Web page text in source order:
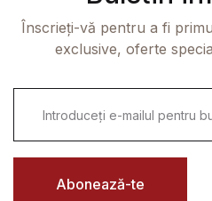
Înscrieți-vă pentru a fi
exclusive, oferte
i
l
Abonează-te